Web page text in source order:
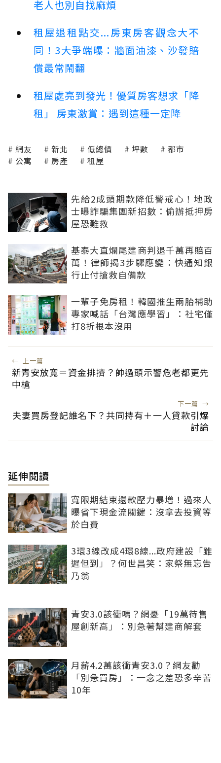
老人也別自找麻煩
租屋退租點交...房東房客觀念大不
同！3大爭端曝：牆面油漆、沙發賠
償最常鬧翻
租屋處亮到發光！優質房客想求「降
租」 房東激賞：遇到這種一定降
網友 新北 低總價 坪數
都市
公寓
房產 租屋
先給2成頭期款降低警戒心！地政
士曝詐騙集團新招數：偷辦抵押房
屋恐難救
基泰大直爛尾建商判退千萬再賠百
萬！律師揭3步驟應變：快通知銀
行止付搶救自備款
一輩子免房租！韓國推生兩胎補助
專家喊話「台灣應學習」：社宅僅
打8折根本沒用
← 上一篇
新青安放寬＝資金排擠？帥過頭示警危老都更先
中槍
下一篇 →
夫妻買房登記誰名下？共同持有＋一人貸款引爆
討論
延伸閱讀
寬限期結束還款壓力暴增！過來人
曝省下現金流關鍵：沒拿去投資等
於白費
3環3線改成4環8線...政府建設「雖
遲但到」？何世昌笑：家祭無忘告
乃翁
青安3.0該衝嗎？網憂「19萬待售
屋創新高」：別急著幫建商解套
月薪4.2萬該衝青安3.0？網友勸
「別急買房」：一念之差恐多辛苦
10年